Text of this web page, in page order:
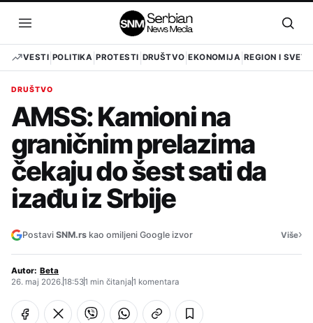
sadržaj
Otvori
meni
VESTI POLITIKA PROTESTI DRUŠTVO EKONOMIJA REGION I SVET
DRUŠTVO
AMSS: Kamioni na
graničnim prelazima
čekaju do šest sati da
izađu iz Srbije
Postavi SNM.rs kao omiljeni Google izvor Više›
Autor: Beta
26. maj 2026.18:531 min čitanja1 komentara